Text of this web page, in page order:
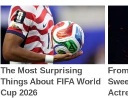
The Most Surprising
Things About FIFA World
Cup 2026